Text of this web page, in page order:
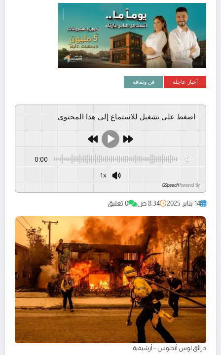
أخبار عاجلة فن وثقافة
اضغط على تشغيل للاستماع إلى هذا المحتوى
0:00 -:--
1x
Powered By
GSpeech
14 يناير 2025 8:34 ص 0 تعليق
حرائق لوس أنجلوس – أرشيفية